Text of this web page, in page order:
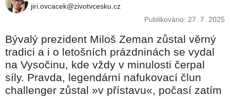
jiri.ovcacek@zivotvcesku.cz
Publikováno: 27. 7. 2025
Bývalý prezident Miloš Zeman zůstal věrný
tradici a i o letošních prázdninách se vydal
na Vysočinu, kde vždy v minulosti čerpal
síly. Pravda, legendární nafukovací člun
challenger zůstal »v přístavu«, počasí zatím